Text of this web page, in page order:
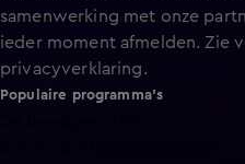
samenwerking met onze
ieder moment afmelden. Zie
privacyverklaring.
Populaire programma's